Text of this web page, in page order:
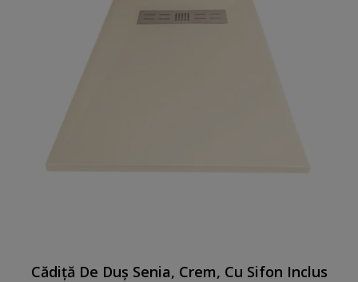
Cădiță De Duș Senia, Crem, Cu Sifon Inclus